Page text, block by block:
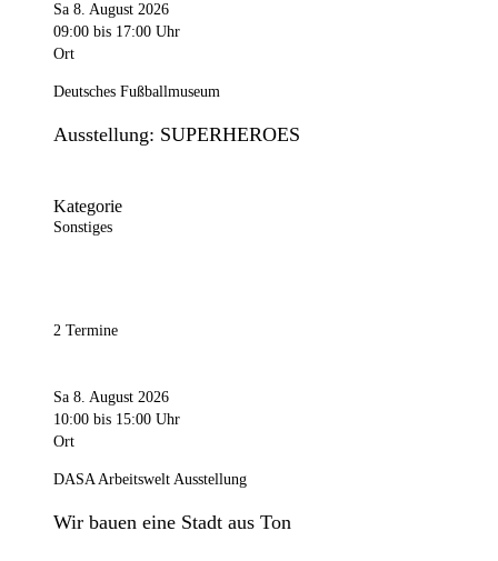
Sa 8. August 2026
09:00 bis 17:00 Uhr
Ort
Deutsches Fußballmuseum
Ausstellung: SUPERHEROES
Kategorie
Sonstiges
2 Termine
Sa 8. August 2026
10:00 bis 15:00 Uhr
Ort
DASA Arbeitswelt Ausstellung
Wir bauen eine Stadt aus Ton